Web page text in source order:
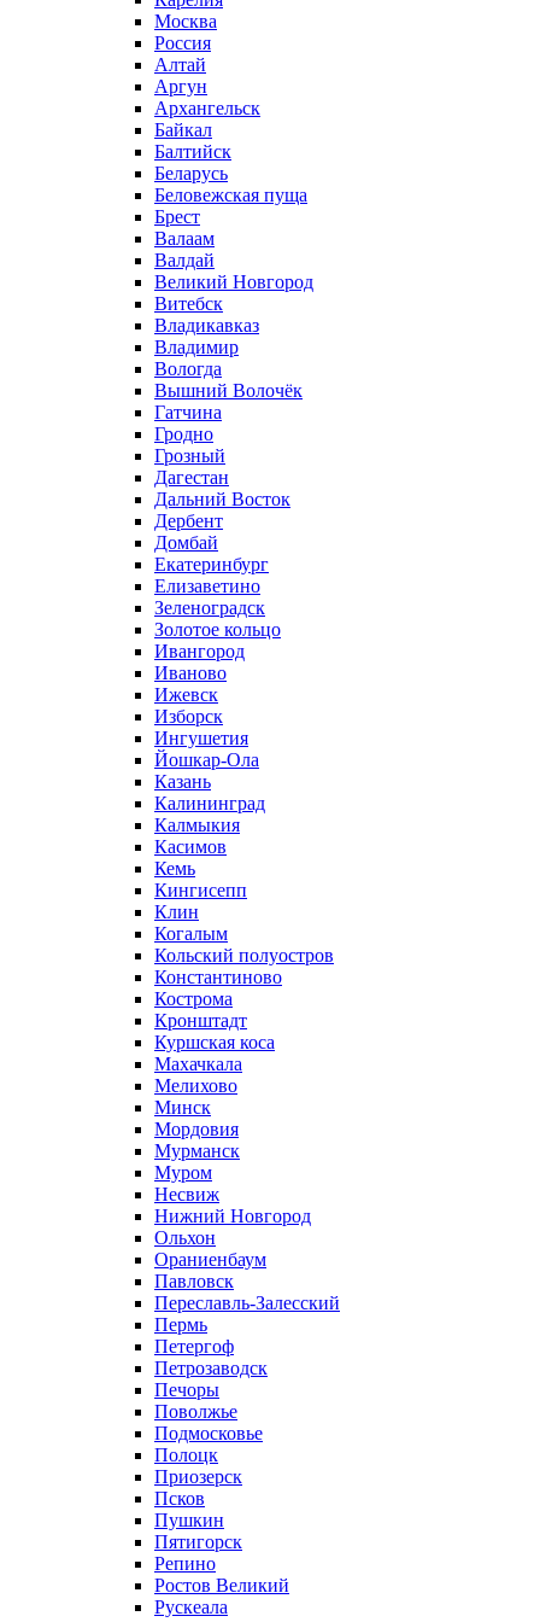
Москва
Россия
Алтай
Аргун
Архангельск
Байкал
Балтийск
Беларусь
Беловежская пуща
Брест
Валаам
Валдай
Великий Новгород
Витебск
Владикавказ
Владимир
Вологда
Вышний Волочёк
Гатчина
Гродно
Грозный
Дагестан
Дальний Восток
Дербент
Домбай
Екатеринбург
Елизаветино
Зеленоградск
Золотое кольцо
Ивангород
Иваново
Ижевск
Изборск
Ингушетия
Йошкар-Ола
Казань
Калининград
Калмыкия
Касимов
Кемь
Кингисепп
Клин
Когалым
Кольский полуостров
Константиново
Кострома
Кронштадт
Куршская коса
Махачкала
Мелихово
Минск
Мордовия
Мурманск
Муром
Несвиж
Нижний Новгород
Ольхон
Ораниенбаум
Павловск
Переславль-Залесский
Пермь
Петергоф
Петрозаводск
Печоры
Поволжье
Подмосковье
Полоцк
Приозерск
Псков
Пушкин
Пятигорск
Репино
Ростов Великий
Рускеала